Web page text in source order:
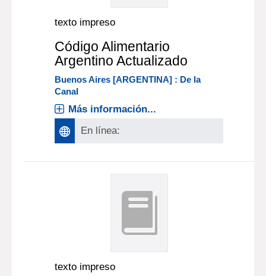
texto impreso
Código Alimentario
Argentino Actualizado
Buenos Aires [ARGENTINA] : De la
Canal
Más información...
En línea:
texto impreso